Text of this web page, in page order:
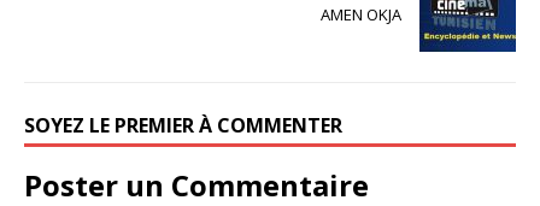
AMEN OKJA
SOYEZ LE PREMIER À COMMENTER
Poster un Commentaire